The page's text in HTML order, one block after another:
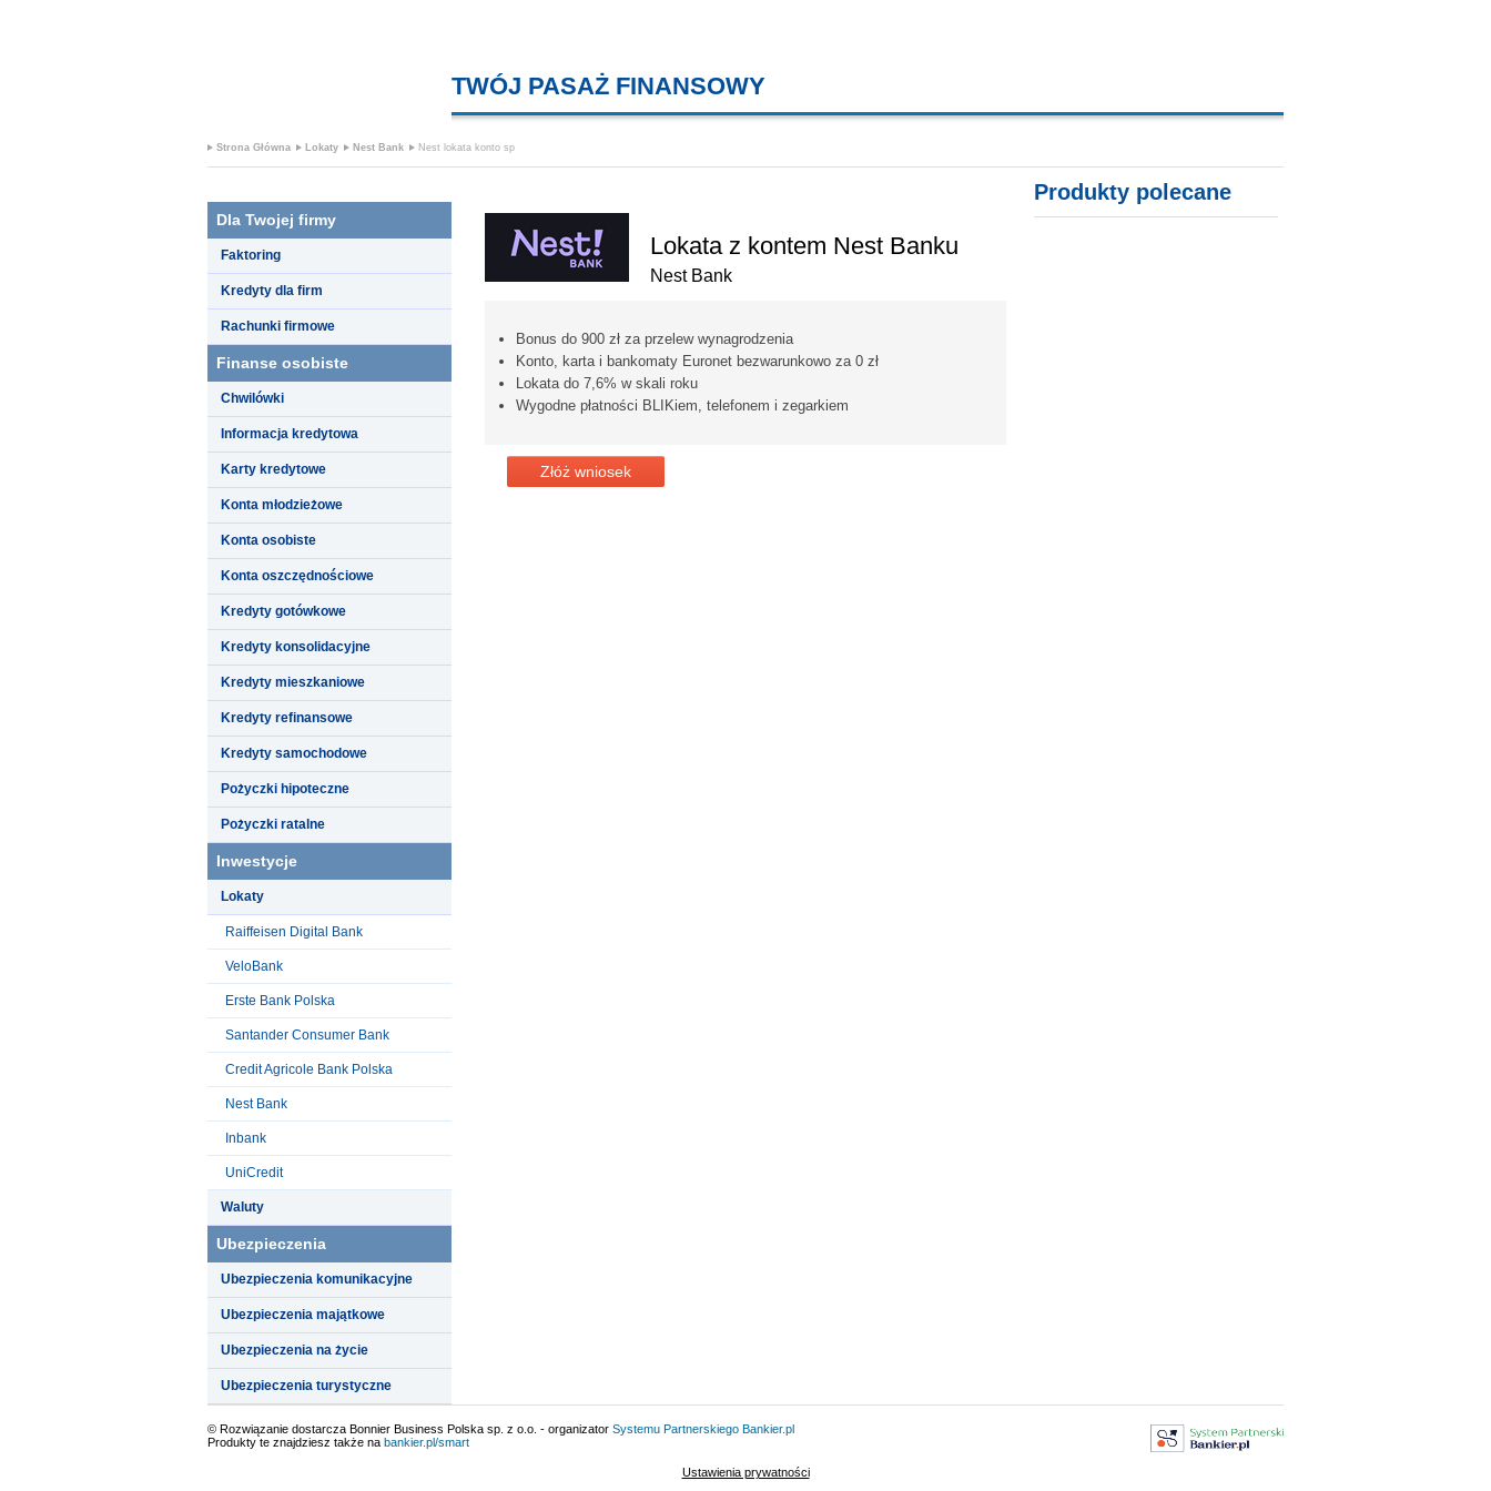
TWÓJ PASAŻ FINANSOWY
Strona Główna Lokaty Nest Bank Nest lokata konto sp
Dla Twojej firmy
Faktoring
Kredyty dla firm
Rachunki firmowe
Finanse osobiste
Chwilówki
Informacja kredytowa
Karty kredytowe
Konta młodzieżowe
Konta osobiste
Konta oszczędnościowe
Kredyty gotówkowe
Kredyty konsolidacyjne
Kredyty mieszkaniowe
Kredyty refinansowe
Kredyty samochodowe
Pożyczki hipoteczne
Pożyczki ratalne
Inwestycje
Lokaty
Raiffeisen Digital Bank
VeloBank
Erste Bank Polska
Santander Consumer Bank
Credit Agricole Bank Polska
Nest Bank
Inbank
UniCredit
Waluty
Ubezpieczenia
Ubezpieczenia komunikacyjne
Ubezpieczenia majątkowe
Ubezpieczenia na życie
Ubezpieczenia turystyczne
Lokata z kontem Nest Banku
Nest Bank
Bonus do 900 zł za przelew wynagrodzenia
Konto, karta i bankomaty Euronet bezwarunkowo za 0 zł
Lokata do 7,6% w skali roku
Wygodne płatności BLIKiem, telefonem i zegarkiem
Złóż wniosek
Produkty polecane
© Rozwiązanie dostarcza Bonnier Business Polska sp. z o.o. - organizator Systemu Partnerskiego Bankier.pl
Produkty te znajdziesz także na bankier.pl/smart
Ustawienia prywatności